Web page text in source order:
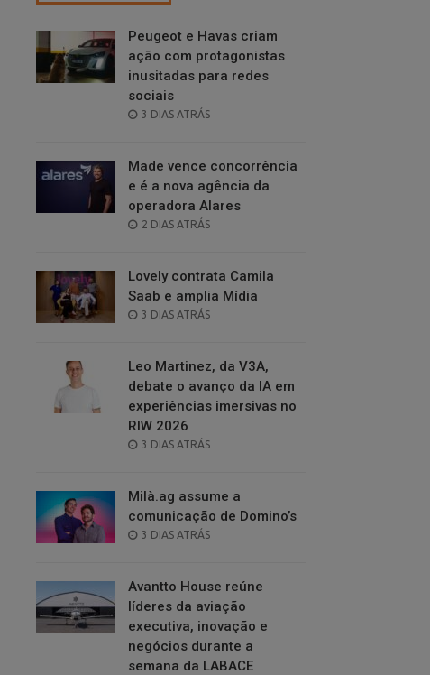
Peugeot e Havas criam
ação com protagonistas
inusitadas para redes
sociais
POSTED
3 DIAS ATRÁS
Made vence concorrência
e é a nova agência da
operadora Alares
POSTED
2 DIAS ATRÁS
Lovely contrata Camila
Saab e amplia Mídia
POSTED
3 DIAS ATRÁS
Leo Martinez, da V3A,
debate o avanço da IA em
experiências imersivas no
RIW 2026
POSTED
3 DIAS ATRÁS
Milà.ag assume a
comunicação de Domino’s
POSTED
3 DIAS ATRÁS
Avantto House reúne
líderes da aviação
executiva, inovação e
negócios durante a
semana da LABACE